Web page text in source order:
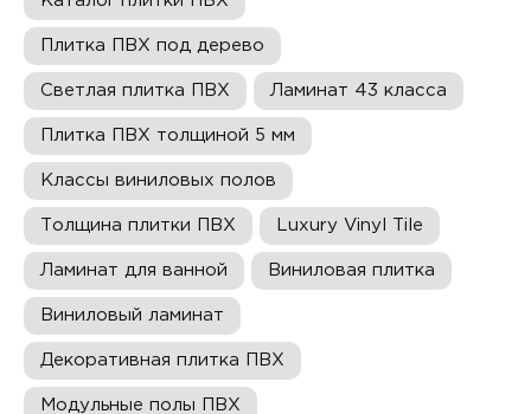
Плитка ПВХ под дерево
Светлая плитка ПВХ Ламинат 43 класса
Плитка ПВХ толщиной 5 мм
Классы виниловых полов
Толщина плитки ПВХ Luxury Vinyl Tile
Ламинат для ванной Виниловая плитка
Виниловый ламинат
Декоративная плитка ПВХ
Модульные полы ПВХ